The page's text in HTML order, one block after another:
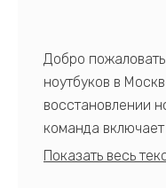
Добро
ноутбуков в
восстановлении
команда
профессионалов